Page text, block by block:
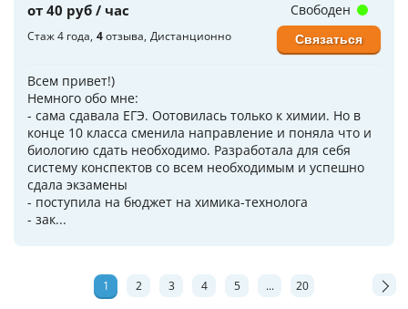
от 40 руб / час
Стаж 4 года 4отзыва Дистанционно
Всем привет!)
Немного обо мне:
- сама сдавала ЕГЭ. Оотовилась только к химии. Но в
конце 10 класса сменила направление и поняла что и
биологию сдать необходимо. Разработала для себя
систему конспектов со всем необходимым и успешно
сдала экзамены
- поступила на бюджет на химика-технолога
- зак...
Свободен
Связаться
1 2 3 4 5 ... 20